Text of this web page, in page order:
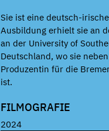
Sie ist eine deutsch-
Ausbildung erhielt sie an
an der University of
Deutschland, wo sie
Produzentin für die
ist.
FILMOGRAFIE
2024